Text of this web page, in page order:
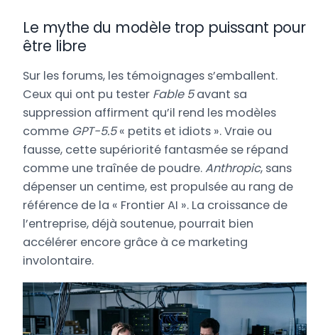
Le mythe du modèle trop puissant pour
être libre
Sur les forums, les témoignages s’emballent.
Ceux qui ont pu tester Fable 5avant sa
suppression affirment qu’il rend les modèles
comme GPT-5.5« petits et idiots ». Vraie ou
fausse, cette supériorité fantasmée se répand
comme une traînée de poudre.Anthropic, sans
dépenser un centime, est propulsée au rang de
référence de la « Frontier AI ». La croissance de
l’entreprise, déjà soutenue, pourrait bien
accélérer encore grâce à ce marketing
involontaire.